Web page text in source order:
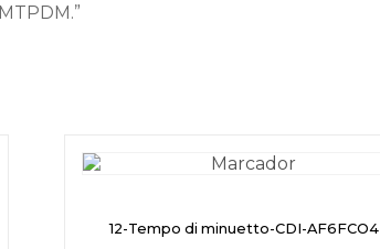
12-Tempo di minuetto-CDI-AF6FCO4